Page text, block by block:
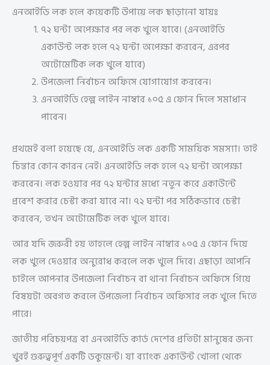
এনআইডি লক হলে কয়েকটি উপায়ে লক ছাড়ানো যায়ঃ
৭২ ঘন্টা অপেক্ষার পর লক খুলে যাবে। (এনআইডি
একাউন্ট লক হলে ৭২ ঘন্টা অপেক্ষা করবেন, এরপর
অটোমেটিক লক খুলে যাবে)
উপজেলা নির্বাচন অফিসে যোগাযোগ করবেন।
এনআইডি হেল্প লাইন নাম্বার ১০৫ এ ফোন দিলে সমাধান
পাবেন।
প্রথমেই বলা হয়েছে যে, এনআইডি লক একটি সাময়িক সমস্যা। তাই
চিন্তার কোন কারন নেই। এনআইডি লক হলে ৭২ ঘন্টা অপেক্ষা
করবেন। লক হওয়ার পর ৭২ ঘন্টার মধ্যে নতুন করে একাউন্টে
প্রবেশ করার চেস্টা করা যাবে না। ৭২ ঘন্টা পর সঠিকভাবে চেস্টা
করবেন, তখন অটোমেটিক লক খুলে যাবে।
আর যদি জরুরী হয় তাহলে হেল্প লাইন নাম্বার ১০৫ এ ফোন দিয়ে
লক খুলে দেওয়ার অনুরোধ করলে লক খুলে দিবে। এছাড়া আপনি
চাইলে আপনার উপজেলা নির্বাচন বা থানা নির্বাচন অফিসে গিয়ে
বিষয়টা অবগত করলে উপজেলা নির্বাচন অফিসার লক খুলে দিতে
পারে।
জাতীয় পরিচয়পত্র বা এনআইডি কার্ড দেশের প্রতিটা মানুষের জন্য
খুবই গুরুত্বপূর্ণ একটি ডকুমেন্ট। যা ব্যাংক একাউন্ট খোলা থেকে